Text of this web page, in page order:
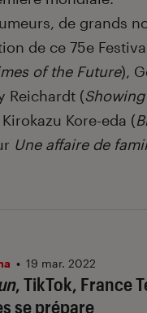
de grands
de ce 75e
of the Future),
Reichardt (
Kore-eda (
Une affaire de
, TikTok, France
se prépare
• 19 mar. 2022